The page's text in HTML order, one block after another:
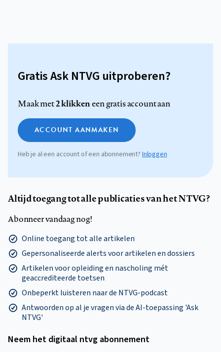
Gratis Ask NTVG uitproberen?
Maak met2 klikkeneen gratis account aan
ACCOUNT AANMAKEN
Heb je al een account of een abonnement?Inloggen
Altijd toegang tot alle publicaties van het NTVG?
Abonneer vandaag nog!
Online toegang tot alle artikelen
Gepersonaliseerde alerts voor artikelen en dossiers
Artikelen voor opleiding en nascholing mét
geaccrediteerde toetsen
Onbeperkt luisteren naar de NTVG-podcast
Antwoorden op al je vragen via de AI-toepassing 'Ask
NTVG'
Neem het digitaal ntvg abonnement